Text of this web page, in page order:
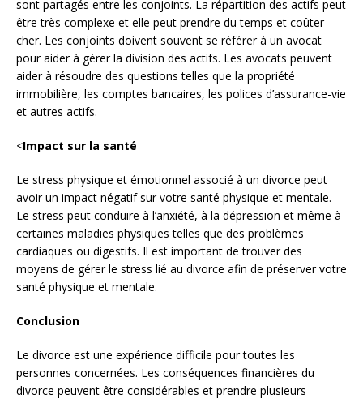
sont partagés entre les conjoints. La répartition des actifs peut
être très complexe et elle peut prendre du temps et coûter
cher. Les conjoints doivent souvent se référer à un avocat
pour aider à gérer la division des actifs. Les avocats peuvent
aider à résoudre des questions telles que la propriété
immobilière, les comptes bancaires, les polices d’assurance-vie
et autres actifs.
<Impact sur la santé
Le stress physique et émotionnel associé à un divorce peut
avoir un impact négatif sur votre santé physique et mentale.
Le stress peut conduire à l’anxiété, à la dépression et même à
certaines maladies physiques telles que des problèmes
cardiaques ou digestifs. Il est important de trouver des
moyens de gérer le stress lié au divorce afin de préserver votre
santé physique et mentale.
Conclusion
Le divorce est une expérience difficile pour toutes les
personnes concernées. Les conséquences financières du
divorce peuvent être considérables et prendre plusieurs